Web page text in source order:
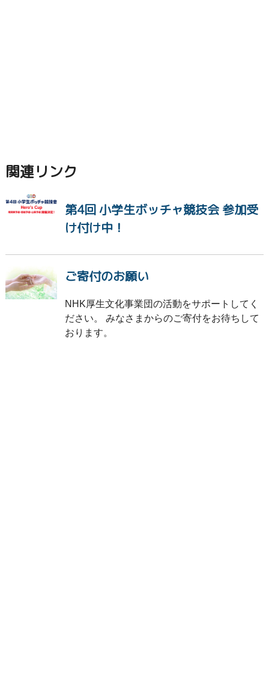
関連リンク
第4回 小学生ボッチャ競技会 参加受
け付け中！
ご寄付のお願い
NHK厚生文化事業団の活動をサポートしてく
ださい。 みなさまからのご寄付をお待ちして
おります。